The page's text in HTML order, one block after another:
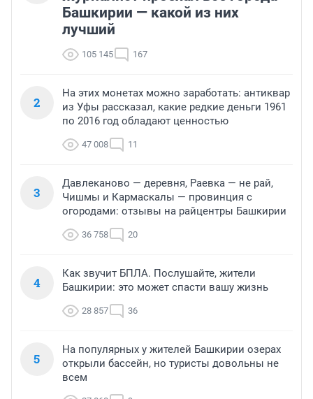
Башкирии — какой из них
лучший
105 145 167
2
На этих монетах можно заработать: антиквар
из Уфы рассказал, какие редкие деньги 1961
по 2016 год обладают ценностью
47 008 11
3
Давлеканово — деревня, Раевка — не рай,
Чишмы и Кармаскалы — провинция с
огородами: отзывы на райцентры Башкирии
36 758 20
4
Как звучит БПЛА. Послушайте, жители
Башкирии: это может спасти вашу жизнь
28 857 36
5
На популярных у жителей Башкирии озерах
открыли бассейн, но туристы довольны не
всем